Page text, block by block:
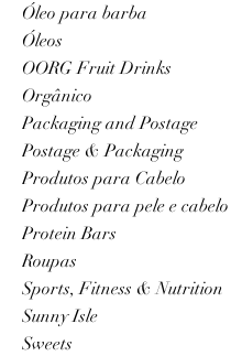
Óleo para barba
Óleos
OORG Fruit Drinks
Orgânico
Packaging and Postage
Postage & Packaging
Produtos para Cabelo
Produtos para pele e cabelo
Protein Bars
Roupas
Sports, Fitness & Nutrition
Sunny Isle
Sweets